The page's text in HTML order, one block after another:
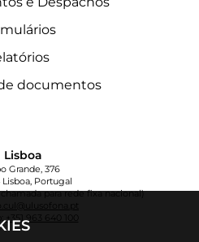
documentos
Lisboa
Grande, 376
Lisboa, Portugal
para rede fixa nacional)
+351 963 640 100